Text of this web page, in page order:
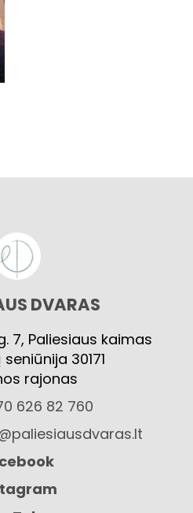
DVARAS
7, Paliesiaus kaimas
30171
rajonas
626 82 760